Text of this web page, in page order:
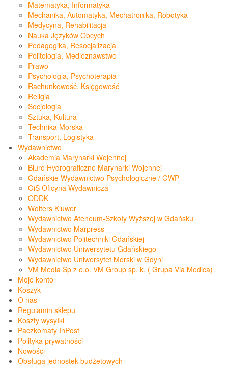
Matematyka, Informatyka
Mechanika, Automatyka, Mechatronika, Robotyka
Medycyna, Rehabilitacja
Nauka Języków Obcych
Pedagogika, Resocjalizacja
Politologia, Medioznawstwo
Prawo
Psychologia, Psychoterapia
Rachunkowość, Księgowość
Religia
Socjologia
Sztuka, Kultura
Technika Morska
Transport, Logistyka
Wydawnictwo
Akademia Marynarki Wojennej
Biuro Hydrograficzne Marynarki Wojennej
Gdańskie Wydawnictwo Psychologiczne / GWP
GiS Oficyna Wydawnicza
ODDK
Wolters Kluwer
Wydawnictwo Ateneum-Szkoły Wyższej w Gdańsku
Wydawnictwo Marpress
Wydawnictwo Politechniki Gdańskiej
Wydawnictwo Uniwersytetu Gdańskiego
Wydawnictwo Uniwersytet Morski w Gdyni
VM Media Sp z o.o. VM Group sp. k. ( Grupa Via Medica)
Moje konto
Koszyk
O nas
Regulamin sklepu
Koszty wysyłki
Paczkomaty InPost
Polityka prywatności
Nowości
Obsługa jednostek budżetowych